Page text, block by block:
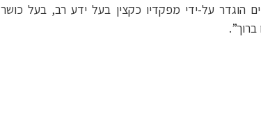
הוגדר על-ידי מפקדיו כקצין בעל ידע רב, בעל כושר